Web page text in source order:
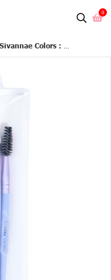
0
Sivannae Colors : BR-10 #เซตแปรงพกพา